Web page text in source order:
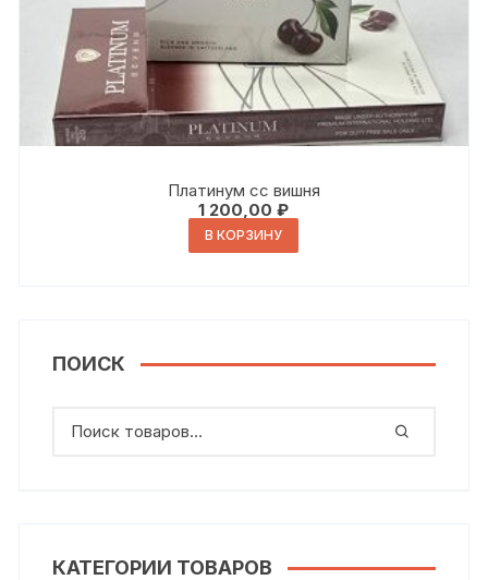
Платинум сс вишня
1 200,00₽
В КОРЗИНУ
ПОИСК
КАТЕГОРИИ ТОВАРОВ